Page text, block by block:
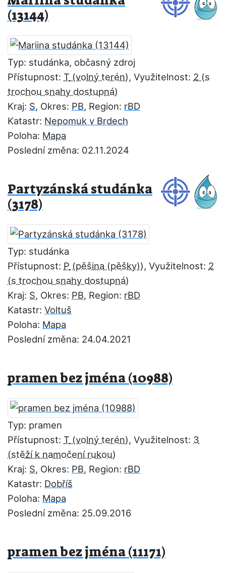
(13144)
Typ: studánka, občasný zdroj
Přístupnost: T , Využitelnost: 2
Kraj: S, Okres: PB, Region: rBD
Katastr: Nepomuk v Brdech
Poloha: Mapa
Poslední změna: 02.11.2024
Partyzánská studánka
(3178)
Typ: studánka
Přístupnost: P , Využitelnost: 2
Kraj: S, Okres: PB, Region: rBD
Katastr: Voltuš
Poloha: Mapa
Poslední změna: 24.04.2021
pramen bez jména (10988)
Typ: pramen
Přístupnost: T , Využitelnost: 3
Kraj: S, Okres: PB, Region: rBD
Katastr: Dobříš
Poloha: Mapa
Poslední změna: 25.09.2016
pramen bez jména (11171)